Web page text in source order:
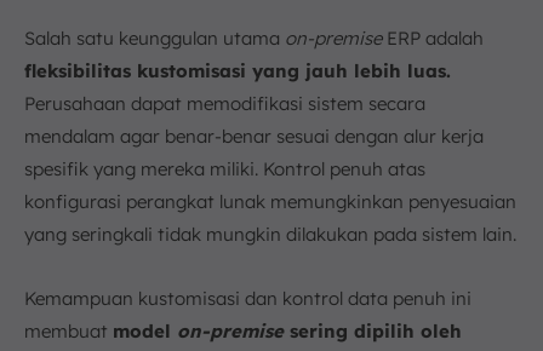
Salah satu keunggulan utama on-premiseERP adalah
fleksibilitas kustomisasi yang jauh lebih luas.
Perusahaan dapat memodifikasi sistem secara
mendalam agar benar-benar sesuai dengan alur kerja
spesifik yang mereka miliki. Kontrol penuh atas
konfigurasi perangkat lunak memungkinkan penyesuaian
yang seringkali tidak mungkin dilakukan pada sistem lain.
Kemampuan kustomisasi dan kontrol data penuh ini
membuat model on-premisesering dipilih oleh